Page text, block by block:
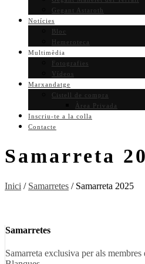
Gegant Astaroth
Notícies
Bloc
Hemeroteca
Multimèdia
Fotografies
Vídeos
Marxandatge
Cistell de compra
Àrea Privada
Inscriu-te a la colla
Contacte
Samarreta
Inici / Samarretes / Samarreta 2025
Samarretes
Samarreta exclusiva per als